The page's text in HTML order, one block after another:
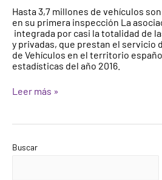
Hasta 3,7 millones de vehículos
en su primera inspección La
integrada por casi la totalidad de
y privadas, que prestan el servicio
de Vehículos en el territorio
estadísticas del año 2016.
presentaban,
al
menos,
un
defecto
técnico
Leer más »
Buscar